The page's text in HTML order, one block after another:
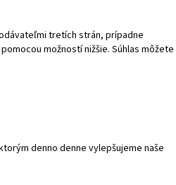
tretích strán, prípadne
možností nižšie. Súhlas môžete
denno denne vylepšujeme naše